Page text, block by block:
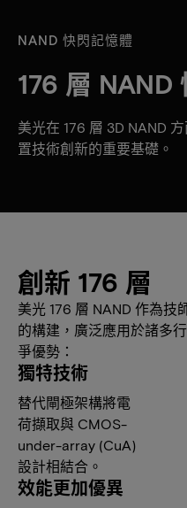
NAND 快閃記憶體
176 層 NAND
美光在 176 層 3D NAND
置技術創新的重要基礎。
創新 176 層
美光 176 層 NAND 作為技
的構建，廣泛應用於諸多
爭優勢：
獨特技術
替代閘極架構將電
荷擷取與 CMOS-
under-array (CuA)
設計相結合。
效能更加優異